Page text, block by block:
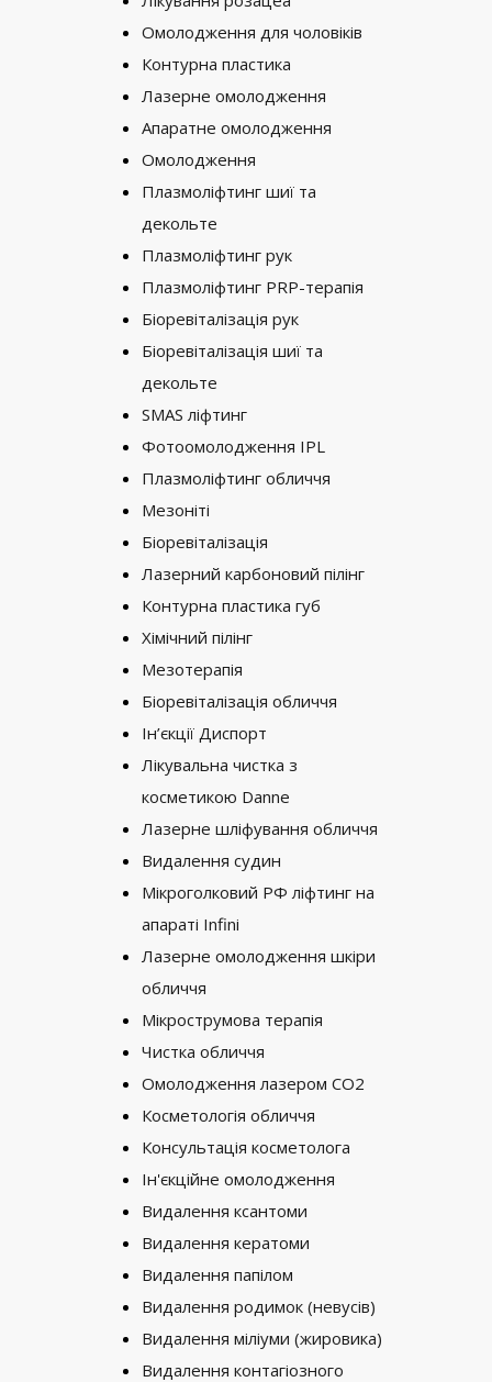
Омолодження для чоловіків
Контурна пластика
Лазерне омолодження
Апаратне омолодження
Омолодження
Плазмоліфтинг шиї та
декольте
Плазмоліфтинг рук
Плазмоліфтинг PRP-терапія
Біоревіталізація рук
Біоревіталізація шиї та
декольте
SMAS ліфтинг
Фотоомолодження IPL
Плазмоліфтинг обличчя
Мезоніті
Біоревіталізація
Лазерний карбоновий пілінг
Контурна пластика губ
Хімічний пілінг
Мезотерапія
Біоревіталізація обличчя
Ін’єкції Диспорт
Лікувальна чистка з
косметикою Danne
Лазерне шліфування обличчя
Видалення судин
Мікроголковий РФ ліфтинг на
апараті Infini
Лазерне омолодження шкіри
обличчя
Мікрострумова терапія
Чистка обличчя
Омолодження лазером CO2
Косметологія обличчя
Консультація косметолога
Ін'єкційне омолодження
Видалення ксантоми
Видалення кератоми
Видалення папілом
Видалення родимок (невусів)
Видалення міліуми (жировика)
Видалення контагіозного